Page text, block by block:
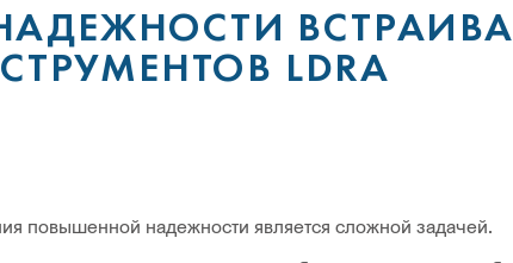
LDRA
повышенной надежности является сложной задачей.